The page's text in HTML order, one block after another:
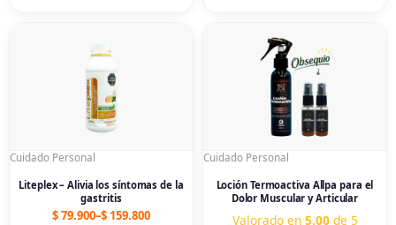
Cuidado Personal
Liteplex – Alivia los síntomas de la
gastritis
$79.900–$ 159.800
$ 79.900
through
$ 159.800
Cuidado Personal
Loción Termoactiva Allpa para el
Dolor Muscular y Articular
Valorado en 5.00de 5
$ 79.900
through
$ 239.700